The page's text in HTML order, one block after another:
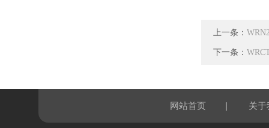
上一条：
下一条：
网站首页 | 关于